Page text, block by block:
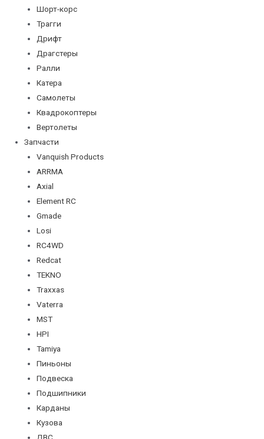
Шорт-корс
Трагги
Дрифт
Драгстеры
Ралли
Катера
Самолеты
Квадрокоптеры
Вертолеты
Запчасти
Vanquish Products
ARRMA
Axial
Element RC
Gmade
Losi
RC4WD
Redcat
TEKNO
Traxxas
Vaterra
MST
HPI
Tamiya
Пиньоны
Подвеска
Подшипники
Карданы
Кузова